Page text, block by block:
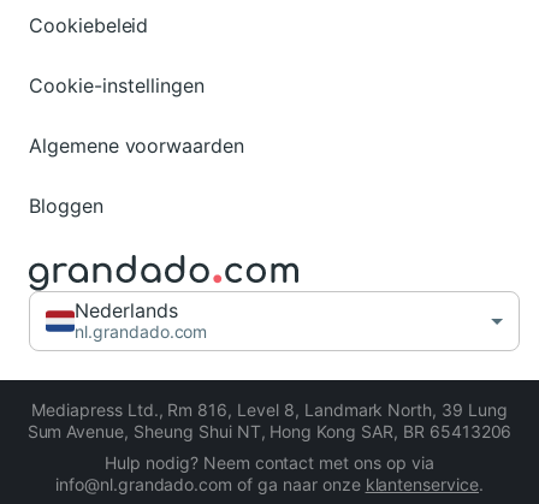
Cookiebeleid
Cookie-instellingen
Algemene voorwaarden
Bloggen
Nederlands
nl.grandado.com
Mediapress Ltd., Rm 816, Level 8, Landmark North, 39 Lung
Sum Avenue, Sheung Shui NT, Hong Kong SAR, BR 65413206
Hulp nodig? Neem contact met ons op via
info@nl.grandado.com of ga naar onze klantenservice.